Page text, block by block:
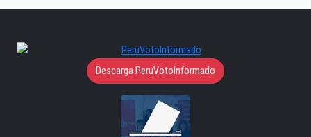
Descarga PeruVotoInformado